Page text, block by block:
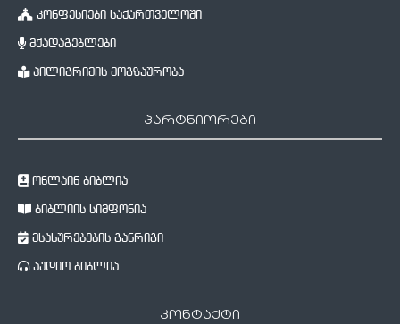
კონფესიები საქართველოში
მქადაგებლები
პილიგრიმის მოგზაურობა
პარტნიორები
ონლაინ ბიბლია
ბიბლიის სიმფონია
მსახურებების განრიგი
აუდიო ბიბლია
კონტაქტი